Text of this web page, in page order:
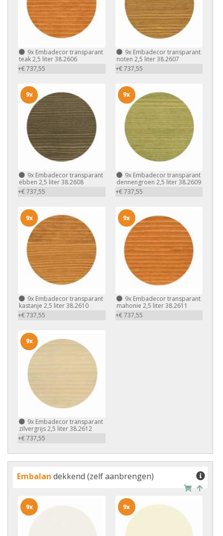
9x Embadecor transparant
teak 2,5 liter 38.2606
+€ 737,55
9xEmbadecor transparant
noten 2,5 liter 38.2607
+€ 737,55
9x Embadecor transparant
ebben 2,5 liter 38.2608
+€ 737,55
9x
9xEmbadecor transparant
dennengroen 2,5 liter 38.2609
+€ 737,55
9x
9x Embadecor transparant
kastanje 2,5 liter 38.2610
+€ 737,55
9x
9xEmbadecor transparant
mahonie 2,5 liter 38.2611
+€ 737,55
9x
9x Embadecor transparant
zilvergrijs 2,5 liter 38.2612
+€ 737,55
9x
Embalan dekkend (zelf aanbrengen)
9x 9x